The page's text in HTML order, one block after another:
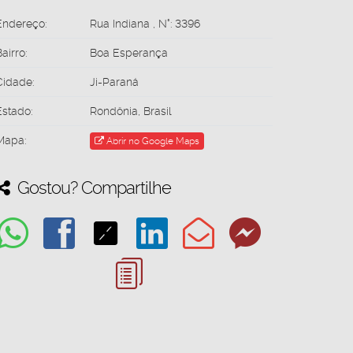
Rua Indiana N°: 3396
Boa Esperança
Ji-Paraná
Rondônia, Brasil
Abrir no Google Maps
Gostou? Compartilhe